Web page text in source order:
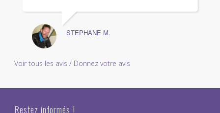
STEPHANE M.
Voir tous les avis / Donnez votre avis
Restez informés !